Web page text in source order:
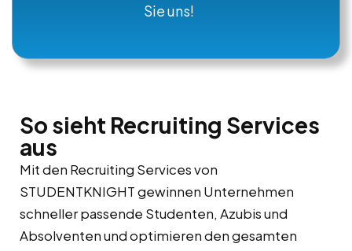
Sie uns!
So sieht Recruiting Services
aus
Mit den Recruiting Services von
STUDENTKNIGHT gewinnen Unternehmen
schneller passende Studenten, Azubis und
Absolventen und optimieren den gesamten